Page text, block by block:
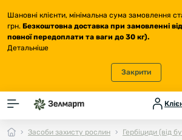
Шановні клієнти, мінімальна сума замовлення
грн. Безкоштовна доставка при замовленні
повної передоплати та ваги до 30 кг).
Детальніше
Закрити
Засоби захисту рослин Гербіциди (від